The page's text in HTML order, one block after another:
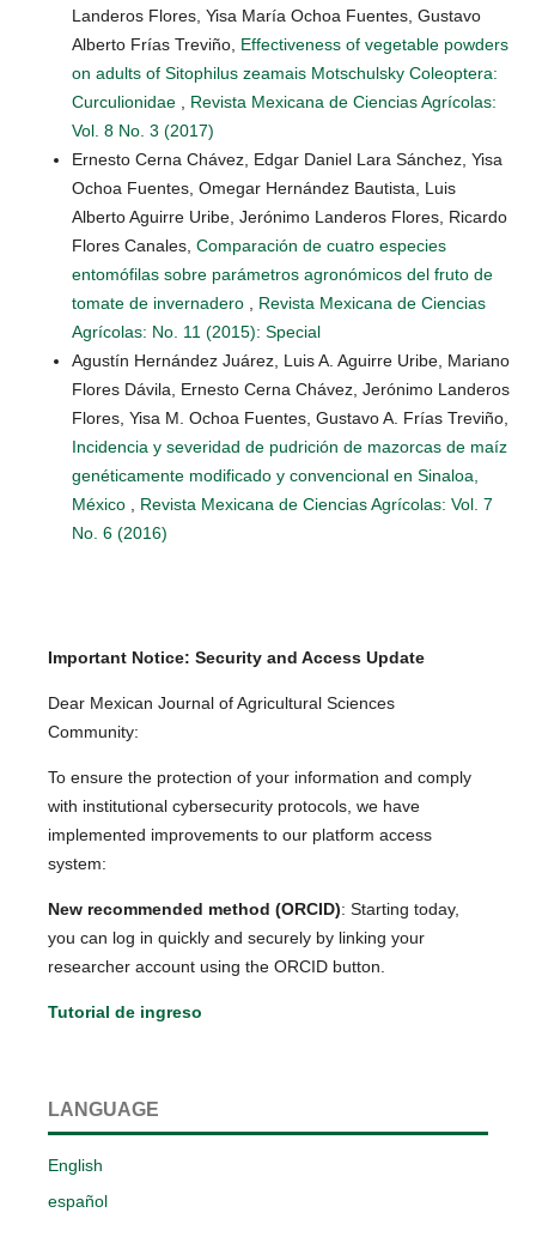
Landeros Flores, Yisa María Ochoa Fuentes, Gustavo
Alberto Frías Treviño, Effectiveness of vegetable powders
on adults of Sitophilus zeamais Motschulsky Coleoptera:
Curculionidae
Revista Mexicana de Ciencias Agrícolas:
Vol. 8 No. 3 (2017)
Ernesto Cerna Chávez, Edgar Daniel Lara Sánchez, Yisa
Ochoa Fuentes, Omegar Hernández Bautista, Luis
Alberto Aguirre Uribe, Jerónimo Landeros Flores, Ricardo
Flores Canales, Comparación de cuatro especies
entomófilas sobre parámetros agronómicos del fruto de
tomate de invernadero
Revista Mexicana de Ciencias
Agrícolas: No. 11 (2015): Special
Agustín Hernández Juárez, Luis A. Aguirre Uribe, Mariano
Flores Dávila, Ernesto Cerna Chávez, Jerónimo Landeros
Flores, Yisa M. Ochoa Fuentes, Gustavo A. Frías Treviño,
Incidencia y severidad de pudrición de mazorcas de maíz
genéticamente modificado y convencional en Sinaloa,
México
Revista Mexicana de Ciencias Agrícolas: Vol. 7
No. 6 (2016)
Important Notice: Security and Access Update
Dear Mexican Journal of Agricultural Sciences
Community:
To ensure the protection of your information and comply
with institutional cybersecurity protocols, we have
implemented improvements to our platform access
system:
New recommended method (ORCID): Starting today,
you can log in quickly and securely by linking your
researcher account using the ORCID button.
Tutorial de ingreso
LANGUAGE
English
español